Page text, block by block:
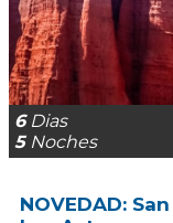
6Dias
5Noches
NOVEDAD: